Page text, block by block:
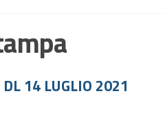
14 LUGLIO 2021